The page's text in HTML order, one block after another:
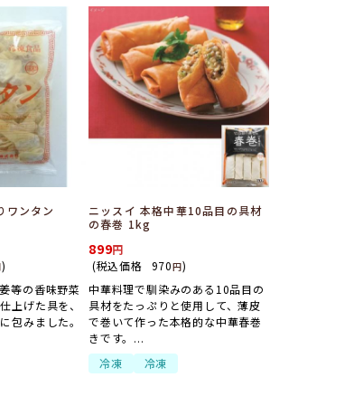
ワンタン
)
等の香味野菜
上げた具を、
包みました。
ニッスイ 本格中華10品目の具材
の春巻 1kg
899
(税込価格 970円)
中華料理で馴染みのある10品目の
具材をたっぷりと使用して、薄皮
で巻いて作った本格的な中華春巻
きです。...
冷凍
冷凍